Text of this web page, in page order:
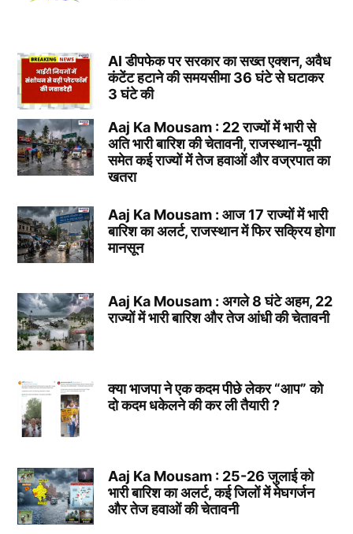
AI डीपफेक पर सरकार का सख्त एक्शन, अवैध
कंटेंट हटाने की समयसीमा 36 घंटे से घटाकर
3 घंटे की
Aaj Ka Mousam : 22 राज्यों में भारी से
अति भारी बारिश की चेतावनी, राजस्थान-यूपी
समेत कई राज्यों में तेज हवाओं और वज्रपात का
खतरा
Aaj Ka Mousam : आज 17 राज्यों में भारी
बारिश का अलर्ट, राजस्थान में फिर सक्रिय होगा
मानसून
Aaj Ka Mousam : अगले 8 घंटे अहम, 22
राज्यों में भारी बारिश और तेज आंधी की चेतावनी
क्या भाजपा ने एक कदम पीछे लेकर “आप” को
दो कदम धकेलने की कर ली तैयारी ?
Aaj Ka Mousam : 25-26 जुलाई को
भारी बारिश का अलर्ट, कई जिलों में मेघगर्जन
और तेज हवाओं की चेतावनी